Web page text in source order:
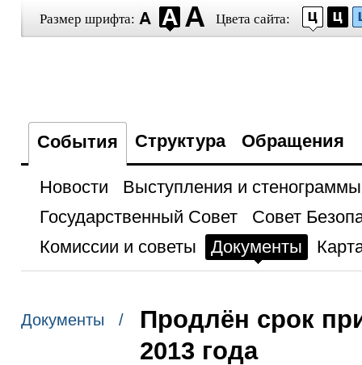
Размер шрифта: Цвета сайта:
События Структура Обращения
Новости
Выступления и стенограммы
Государственный Совет
Совет
Комиссии и советы
Документы
Документы /
Продлён срок
2013 года